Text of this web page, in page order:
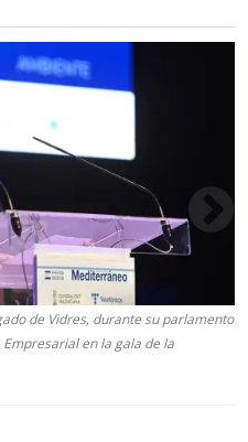
de Vidres, durante su parlamento
en la gala de la